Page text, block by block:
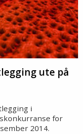
ute på
i
for
2014.